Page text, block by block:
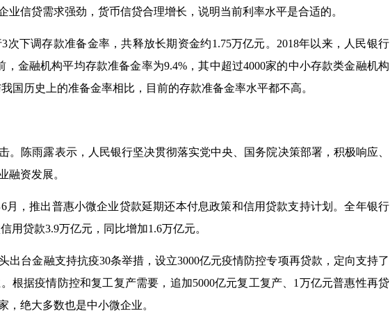
信贷需求强劲，货币信贷合理增长，说明当前利率水平是合适的。
下调存款准备金率，共释放长期资金约1.75万亿元。2018年以来，人民银行
金融机构平均存款准备金率为9.4%，其中超过4000家的中小存款类金融机构
国历史上的准备金率相比，目前的存款准备金率水平都不高。
陈雨露表示，人民银行坚决贯彻落实党中央、国务院决策部署，积极响应、
融资发展。
，推出普惠小微企业贷款延期还本付息政策和信用贷款支持计划。全年银行
用贷款3.9万亿元，同比增加1.6万亿元。
台金融支持抗疫30条举措，设立3000亿元疫情防控专项再贷款，定向支持了
根据疫情防控和复工复产需要，追加5000亿元复工复产、1万亿元普惠性再贷
，绝大多数也是中小微企业。